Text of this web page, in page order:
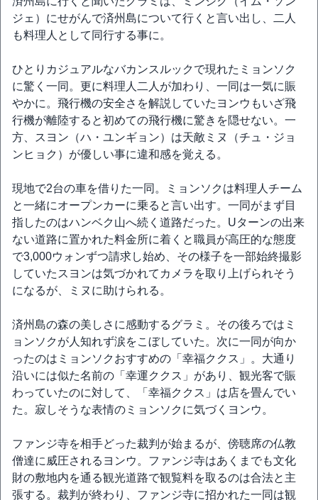
ジェ）にせがんで済州島について行くと言い出し、二人
も料理人として同行する事に。
ひとりカジュアルなバカンスルックで現れたミョンソク
に驚く一同。更に料理人二人が加わり、一同は一気に賑
やかに。飛行機の安全さを解説していたヨンウもいざ飛
行機が離陸すると初めての飛行機に驚きを隠せない。一
方、スヨン（ハ・ユンギョン）は天敵ミヌ（チュ・ジョ
ンヒョク）が優しい事に違和感を覚える。
現地で2台の車を借りた一同。ミョンソクは料理人チーム
と一緒にオープンカーに乗ると言い出す。一同がまず目
指したのはハンベク山へ続く道路だった。Uターンの出来
ない道路に置かれた料金所に着くと職員が高圧的な態度
で3,000ウォンずつ請求し始め、その様子を一部始終撮影
していたスヨンは気づかれてカメラを取り上げられそう
になるが、ミヌに助けられる。
済州島の森の美しさに感動するグラミ。その後ろではミ
ョンソクが人知れず涙をこぼしていた。次に一同が向か
ったのはミョンソクおすすめの「幸福ククス」。大通り
沿いには似た名前の「幸運ククス」があり、観光客で賑
わっていたのに対して、「幸福ククス」は店を畳んでい
た。寂しそうな表情のミョンソクに気づくヨンウ。
ファンジ寺を相手どった裁判が始まるが、傍聴席の仏教
僧達に威圧されるヨンウ。ファンジ寺はあくまでも文化
財の敷地内を通る観光道路で観覧料を取るのは合法と主
張する。裁判が終わり、ファンジ寺に招かれた一同は観